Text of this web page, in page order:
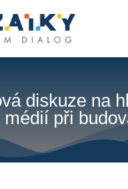
diskuze na
médií při